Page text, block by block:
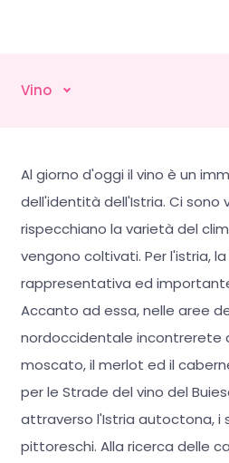
Vino
Al giorno d'oggi il vino è un
dell'identità dell'Istria. Ci sono
rispecchiano la varietà del
vengono coltivati. Per l'istria,
rappresentativa ed
Accanto ad essa, nelle aree
nordoccidentale incontrerete
moscato, il merlot ed il
per le Strade del vino del
attraverso l'Istria autoctona, i
pittoreschi. Alla ricerca delle